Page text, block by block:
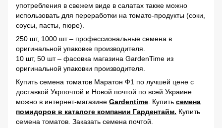
употребления в свежем виде в салатах также можно
использовать для переработки на томато-продукты (соки,
соусы, пасты, пюре).
250 шт, 1000 шт – профессиональные семена в
оригинальной упаковке производителя.
10 шт, 50 шт – фасовка магазина GardenTime из
оригинальной упаковки производителя.
Купить семена томатов Маратон Ф1 по лучшей цене с
доставкой Укрпочтой и Новой почтой по всей Украине
можно в интернет-магазине Gardentime . Купить семена
помидоров в каталоге компании Гардентайм. Купить
семена томатов. Заказать семена почтой.